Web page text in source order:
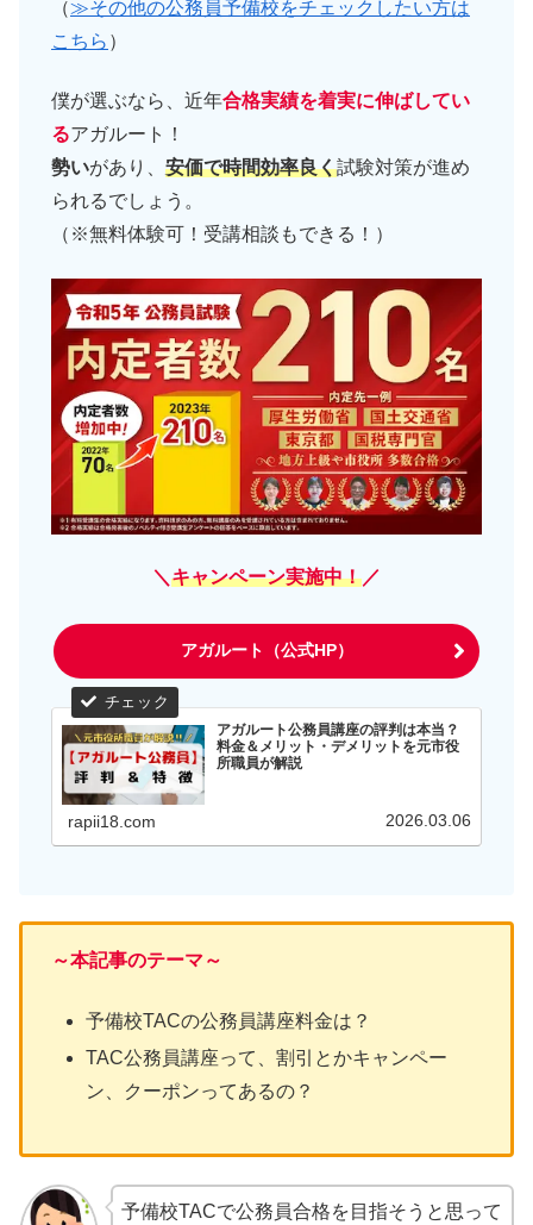
（≫その他の公務員予備校をチェックしたい方は
こちら ）
僕が選ぶなら、近年合格実績を着実に伸ばしてい
るアガルート！
勢いがあり、 安価で時間効率良く試験対策が進め
られるでしょう。
（※無料体験可！受講相談もできる！）
＼ キャンペーン実施中！／
アガルート（公式HP）
アガルート公務員講座の評判は本当？
料金＆メリット・デメリットを元市役
所職員が解説
rapii18.com 2026.03.06
～本記事のテーマ～
予備校TACの公務員講座料金は？
TAC公務員講座って、割引とかキャンペー
ン、クーポンってあるの？
予備校TACで公務員合格を目指そうと思って